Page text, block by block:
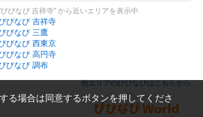
びなび 吉祥寺" から近いエリアを表示中
びなび 吉祥寺
びなび 三鷹
びなび 西東京
びなび 高円寺
びなび 調布
他エリアのびびなびはこちらから
る場合は同意するボタンを押してくださ